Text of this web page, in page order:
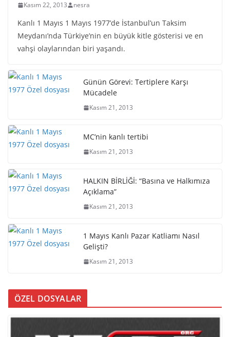
Kasım 22, 2013 nesra
Kanlı 1 Mayıs 1 Mayıs 1977’de İstanbul’un Taksim
Meydanı’nda Türkiye’nin en büyük kitle gösterisi ve en
vahşi olaylarından biri yaşandı.
Günün Görevi: Tertiplere Karşı
Mücadele
Kasım 21, 2013
MC’nin kanlı tertibi
Kasım 21, 2013
HALKIN BİRLİĞİ: “Basına ve Halkımıza
Açıklama”
Kasım 21, 2013
1 Mayıs Kanlı Pazar Katliamı Nasıl
Gelişti?
Kasım 21, 2013
ÖZEL DOSYALAR